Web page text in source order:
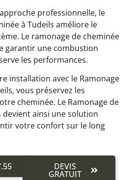
professionnelle, le
à Tudeils améliore le
Le ramonage de cheminée
garantir une combustion
les performances.
installation avec le Ramonage
vous préservez les
cheminée. Le Ramonage de
devient ainsi une solution
votre confort sur le long
DEVIS
GRATUIT